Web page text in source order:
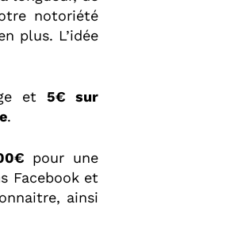
notoriété
plus. L’idée
et 5€ sur
.
pour une
Facebook et
ainsi